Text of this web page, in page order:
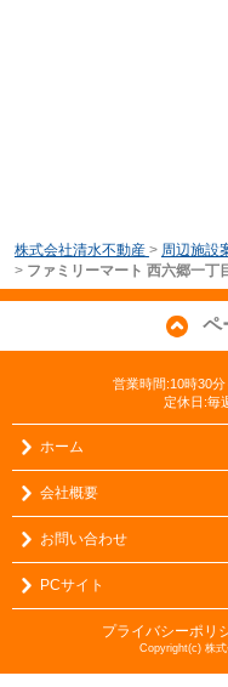
株式会社清水不動産 > 周辺施設
> ファミリーマート 西六郷一丁
ペ
営業時間:10時30
定休日:毎
ホーム
会社概要
お問い合わせ
PCサイト
プライバシーポリ
Copyright(c) 株